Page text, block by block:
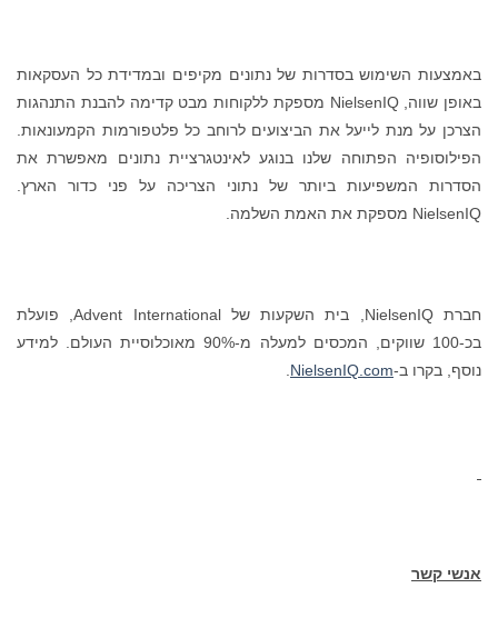
באמצעות השימוש בסדרות של נתונים מקיפים ובמדידת כל העסקאות
באופן שווה, NielsenIQ מספקת ללקוחות מבט קדימה להבנת התנהגות
הצרכן על מנת לייעל את הביצועים לרוחב כל פלטפורמות הקמעונאות.
הפילוסופיה הפתוחה שלנו בנוגע לאינטגרציית נתונים מאפשרת את
הסדרות המשפיעות ביותר של נתוני הצריכה על פני כדור הארץ.
NielsenIQ מספקת את האמת השלמה.
חברת NielsenIQ, בית השקעות של Advent International, פועלת
בכ-100 שווקים, המכסים למעלה מ-90% מאוכלוסיית העולם. למידע
נוסף, בקרו ב-NielsenIQ.com
.
אנשי קשר